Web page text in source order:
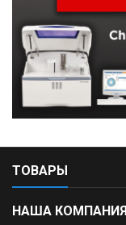
ТОВАРЫ
НАША КОМПАНИЯ